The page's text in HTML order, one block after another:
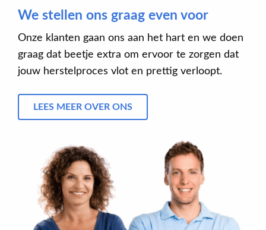
We stellen ons graag even voor
Onze klanten gaan ons aan het hart en we doen
graag dat beetje extra om ervoor te zorgen dat
jouw herstelproces vlot en prettig verloopt.
LEES MEER OVER ONS